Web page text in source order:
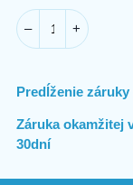
–
+
Predĺženie záruky
Záruka okamžitej
30dní